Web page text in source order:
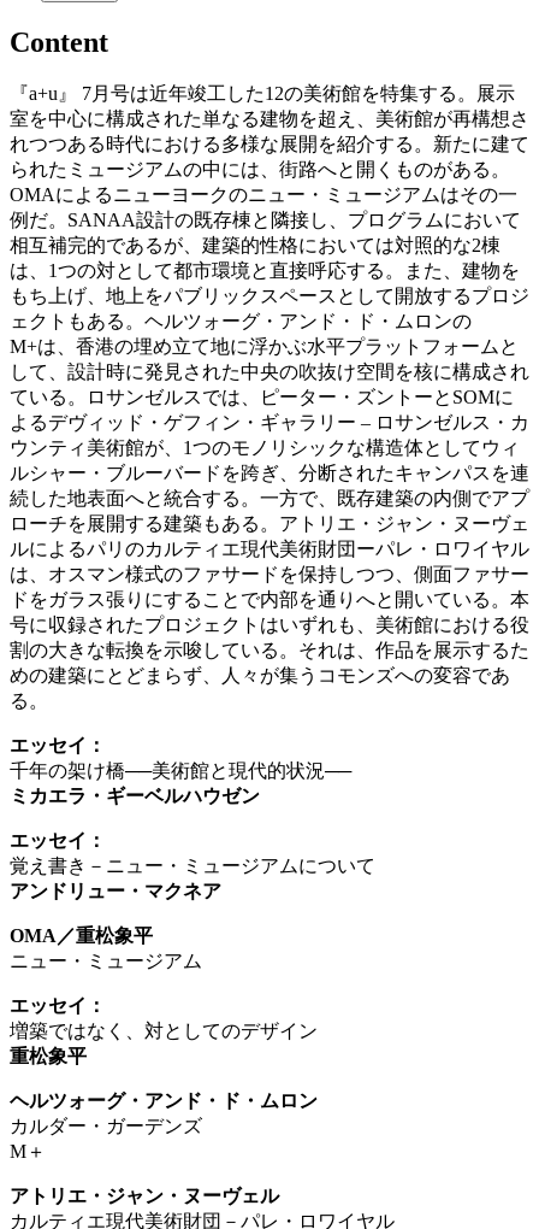
Content
『a+u』 7月号は近年竣工した12の美術館を特集する。展示
室を中心に構成された単なる建物を超え、美術館が再構想さ
れつつある時代における多様な展開を紹介する。新たに建て
られたミュージアムの中には、街路へと開くものがある。
OMAによるニューヨークのニュー・ミュージアムはその一
例だ。SANAA設計の既存棟と隣接し、プログラムにおいて
相互補完的であるが、建築的性格においては対照的な2棟
は、1つの対として都市環境と直接呼応する。また、建物を
もち上げ、地上をパブリックスペースとして開放するプロジ
ェクトもある。ヘルツォーグ・アンド・ド・ムロンの
M+は、香港の埋め立て地に浮かぶ水平プラットフォームと
して、設計時に発見された中央の吹抜け空間を核に構成され
ている。ロサンゼルスでは、ピーター・ズントーとSOMに
よるデヴィッド・ゲフィン・ギャラリー – ロサンゼルス・カ
ウンティ美術館が、1つのモノリシックな構造体としてウィ
ルシャー・ブルーバードを跨ぎ、分断されたキャンパスを連
続した地表面へと統合する。一方で、既存建築の内側でアプ
ローチを展開する建築もある。アトリエ・ジャン・ヌーヴェ
ルによるパリのカルティエ現代美術財団ーパレ・ロワイヤル
は、オスマン様式のファサードを保持しつつ、側面ファサー
ドをガラス張りにすることで内部を通りへと開いている。本
号に収録されたプロジェクトはいずれも、美術館における役
割の大きな転換を示唆している。それは、作品を展示するた
めの建築にとどまらず、人々が集うコモンズへの変容であ
る。
エッセイ：
千年の架け橋──美術館と現代的状況──
ミカエラ・ギーベルハウゼン
エッセイ：
覚え書き－ニュー・ミュージアムについて
アンドリュー・マクネア
OMA／重松象平
ニュー・ミュージアム
エッセイ：
増築ではなく、対としてのデザイン
重松象平
ヘルツォーグ・アンド・ド・ムロン
カルダー・ガーデンズ
M＋
アトリエ・ジャン・ヌーヴェル
カルティエ現代美術財団－パレ・ロワイヤル